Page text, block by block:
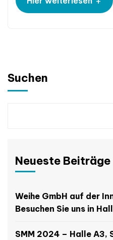
Suchen
Neueste Beiträge
Weihe GmbH auf der
Besuchen Sie uns in
SMM 2024 – Halle A3,